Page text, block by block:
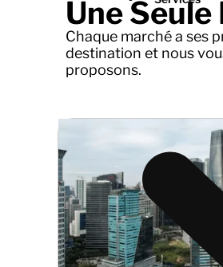
Une
Chaque marché a ses
destination et nous
proposons.